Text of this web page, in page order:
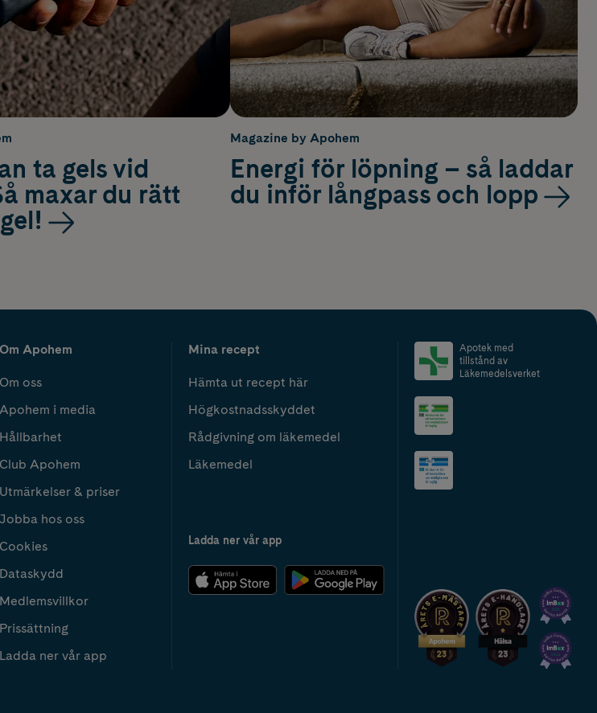
ta gels vid
maxar du rätt
Magazine by Apohem
Energi för löpning – så laddar
du inför långpass och lopp
Om Apohem
Om oss
Apohem i media
Hållbarhet
Club Apohem
Utmärkelser & priser
Jobba hos oss
Cookies
Dataskydd
Medlemsvillkor
Prissättning
Ladda ner vår app
Mina recept
Hämta ut recept här
Högkostnadsskyddet
Rådgivning om läkemedel
Läkemedel
Ladda ner vår app
Apotek med
tillstånd av
Läkemedelsverket
2024